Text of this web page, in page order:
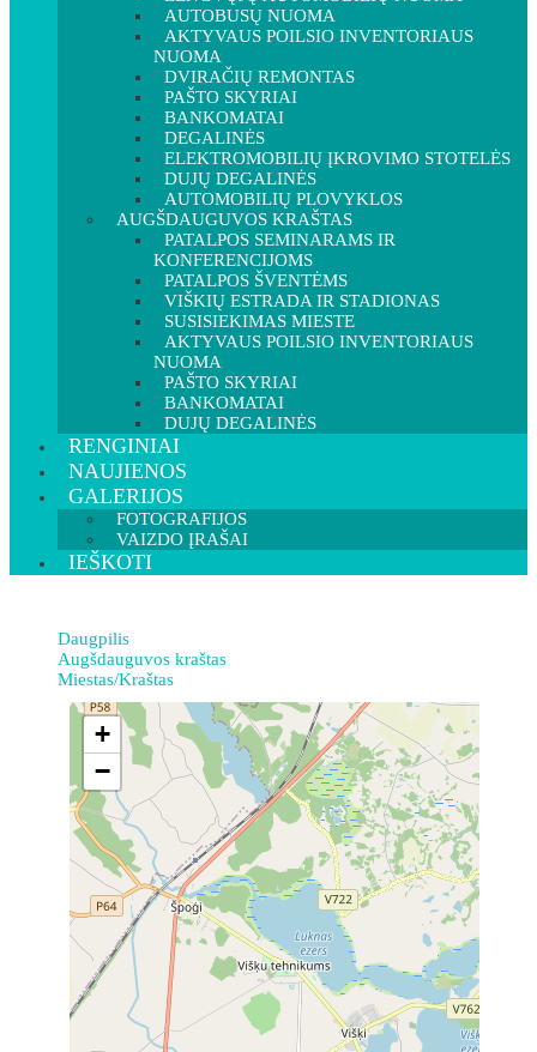
AUTOBUSŲ NUOMA
AKTYVAUS POILSIO INVENTORIAUS
NUOMA
DVIRAČIŲ REMONTAS
PAŠTO SKYRIAI
BANKOMATAI
DEGALINĖS
ELEKTROMOBILIŲ ĮKROVIMO STOTELĖS
DUJŲ DEGALINĖS
AUTOMOBILIŲ PLOVYKLOS
AUGŠDAUGUVOS KRAŠTAS
PATALPOS SEMINARAMS IR
KONFERENCIJOMS
PATALPOS ŠVENTĖMS
VIŠKIŲ ESTRADA IR STADIONAS
SUSISIEKIMAS MIESTE
AKTYVAUS POILSIO INVENTORIAUS
NUOMA
PAŠTO SKYRIAI
BANKOMATAI
DUJŲ DEGALINĖS
RENGINIAI
NAUJIENOS
GALERIJOS
FOTOGRAFIJOS
VAIZDO ĮRAŠAI
IEŠKOTI
Daugpilis
Augšdauguvos kraštas
Miestas/Kraštas
+
−